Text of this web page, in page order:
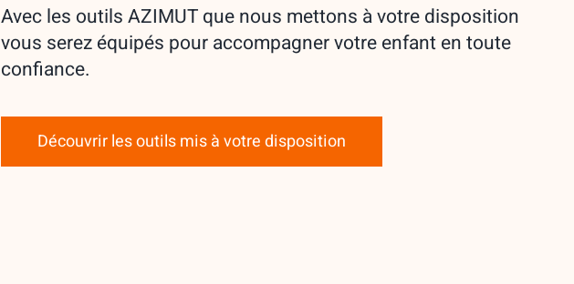
Avec les outils AZIMUT que nous mettons à votre disposition
vous serez équipés pour accompagner votre enfant en toute
confiance.
Découvrir les outils mis à votre disposition